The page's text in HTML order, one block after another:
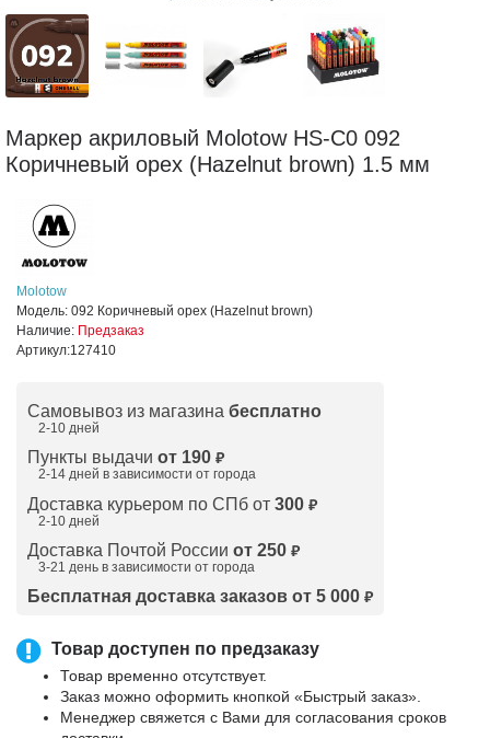
Маркер акриловый Molotow HS-C0 092
Коричневый орех (Hazelnut brown) 1.5 мм
Molotow
Модель: 092 Коричневый орех (Hazelnut brown)
Наличие: Предзаказ
Артикул:127410
Самовывоз из магазина бесплатно
2-10 дней
Пункты выдачи от 190 ₽
2-14 дней в зависимости от города
Доставка курьером по СПб от 300 ₽
2-10 дней
Доставка Почтой России от 250 ₽
3-21 день в зависимости от города
Бесплатная доставка заказов от 5 000 ₽
Товар доступен по предзаказу
Товар временно отсутствует.
Заказ можно оформить кнопкой «Быстрый заказ».
Менеджер свяжется с Вами для согласования сроков